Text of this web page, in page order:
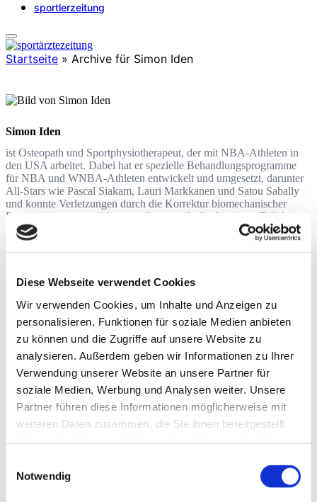
Diese Webseite verwendet Cookies
Wir verwenden Cookies, um Inhalte und Anzeigen zu
personalisieren, Funktionen für soziale Medien anbieten
zu können und die Zugriffe auf unsere Website zu
analysieren. Außerdem geben wir Informationen zu Ihrer
Verwendung unserer Website an unsere Partner für
soziale Medien, Werbung und Analysen weiter. Unsere
Partner führen diese Informationen möglicherweise mit
weiteren Daten zusammen, die Sie ihnen bereitgestellt
Notwendig
sportlerzeitung
Startseite » Archive für Simon Iden
Simon Iden
ist Osteopath und Sportphysiotherapeut, der mit NBA-Athleten in
den USA arbeitet. Dabei hat er spezielle Behandlungsprogramme
für NBA und WNBA-Athleten entwickelt und umgesetzt, darunter
All-Stars wie Pascal Siakam, Lauri Markkanen und Satou Sabally
und konnte Verletzungen durch die Korrektur biomechanischer
Bewegungsmuster wirksam vorbeugen. Außerdem ist er Teil des
medizinischen Teams der deutschen Basketball-Nationalmannschaft,
u.a. beim WM-Sieg 2023.
Beiträge